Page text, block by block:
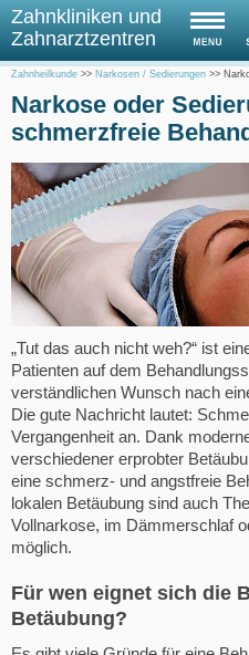
Zahnkliniken und
Zahnarztzentren
Zahnheilkunde >> Narkosen / Sedierungen >>
Narkose oder
schmerzfreie
„Tut das auch nicht weh?“ ist
Patienten auf dem
verständlichen Wunsch nach
Die gute Nachricht lautet:
Vergangenheit an. Dank
verschiedener erprobter
eine schmerz- und angstfreie
lokalen Betäubung sind auch
Vollnarkose, im Dämmerschlaf
möglich.
Für wen eignet sich die
Betäubung?